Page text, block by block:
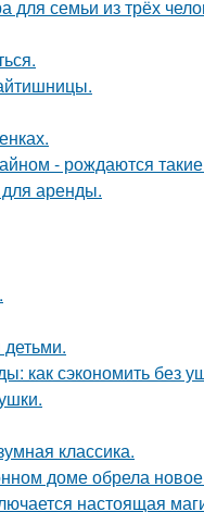
для семьи из трёх
- рождаются
аренды.
сэкономить без
классика.
доме обрела
настоящая